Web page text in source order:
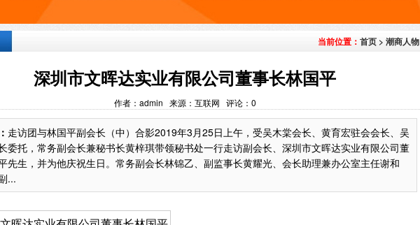
当前位置： 首页 > 潮商人物
深圳市文晖达实业有限公司董事长林国平
作者：admin 来源：互联网 评论： 0
走访团与林国平副会长（中）合影2019年3月25日上午，受吴木棠会长、黄育宏驻会会长、吴
委托，常务副会长兼秘书长黄梓琪带领秘书处一行走访副会长、深圳市文晖达实业有限公司董
先生，并为他庆祝生日。常务副会长林锦乙、副监事长黄耀光、会长助理兼办公室主任谢和
...